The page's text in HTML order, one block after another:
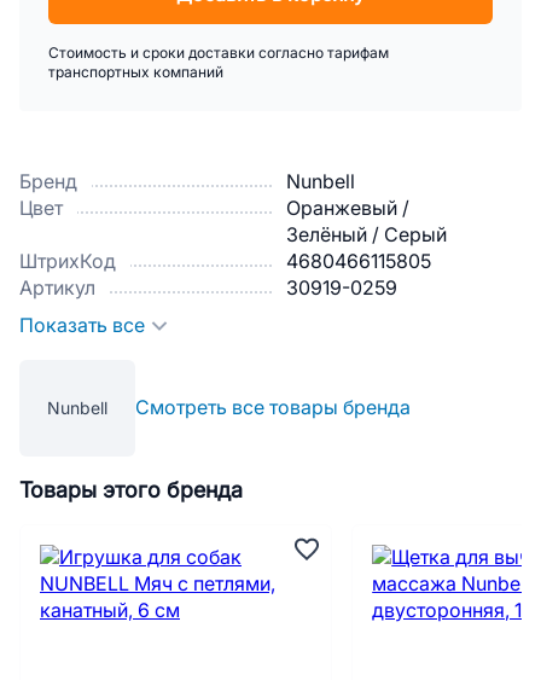
Бренд
Nunbell
Цвет
Оранжевый /
Зелёный / Серый
ШтрихКод
4680466115805
Артикул
30919-0259
Показать все
Nunbell Смотреть все товары бренда
Стоимость и сроки доставки согласно тарифам
транспортных компаний
Товары этого бренда